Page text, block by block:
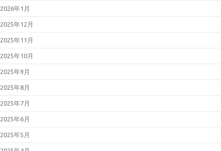
2026年1月
2025年12月
2025年11月
2025年10月
2025年9月
2025年8月
2025年7月
2025年6月
2025年5月